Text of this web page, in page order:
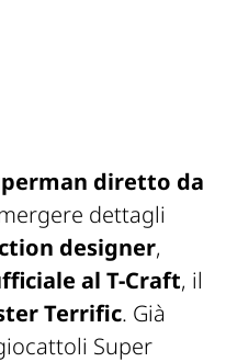
diretto da
dettagli
designer,
al T-Craft, il
Terrific. Già
Super